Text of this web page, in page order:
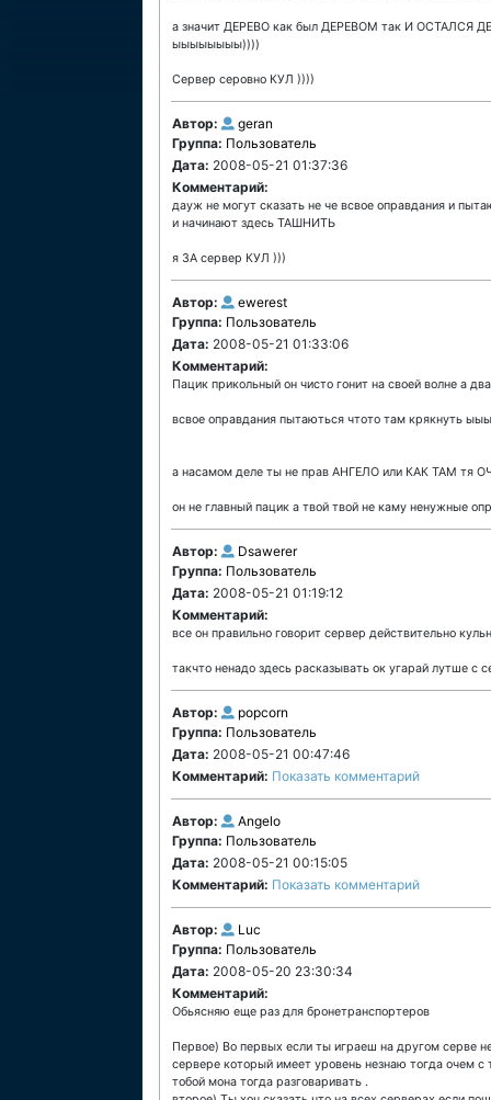
а значит ДЕРЕВО как был ДЕРЕВОМ так И ОСТАЛСЯ
ыыыыыыыы))))
Сервер серовно КУЛ ))))
Автор:
geran
Группа: Пользователь
Дата: 2008-05-21 01:37:36
Комментарий:
дауж не могут сказать не че всвое оправдания и
и начинают здесь ТАШНИТЬ
я ЗА сервер КУЛ )))
Автор:
ewerest
Группа: Пользователь
Дата: 2008-05-21 01:33:06
Комментарий:
Пацик прикольный он чисто гонит на своей волне а
всвое оправдания пытаються чтото там крякнуть
а насамом деле ты не прав АНГЕЛО или КАК ТАМ тя
он не главный пацик а твой твой не каму ненужные
Автор:
Dsawerer
Группа: Пользователь
Дата: 2008-05-21 01:19:12
Комментарий:
все он правильно говорит сервер действительно
такчто ненадо здесь расказывать ок угарай лутше с
Автор:
popcorn
Группа: Пользователь
Дата: 2008-05-21 00:47:46
Комментарий: Показать комментарий
Автор:
Angelo
Группа: Пользователь
Дата: 2008-05-21 00:15:05
Комментарий: Показать комментарий
Автор:
Luc
Группа: Пользователь
Дата: 2008-05-20 23:30:34
Комментарий:
Обьясняю еще раз для бронетранспортеров
Первое) Во первых если ты играеш на другом серве
сервере который имеет уровень незнаю тогда очем с
тобой мона тогда разговаривать .